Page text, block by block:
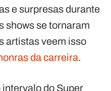
e surpresas durante
shows se tornaram
artistas veem isso
da carreira.
do Super